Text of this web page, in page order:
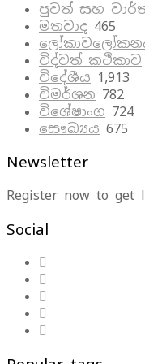
පුවත් සහ
මතවාද 465
විද්වත් කථිකාව
විදේශීය 1,913
විමර්ශන 782
විශේෂාංග 724
සෞඛ්‍යය 675
Newsletter
Register now to get
Social